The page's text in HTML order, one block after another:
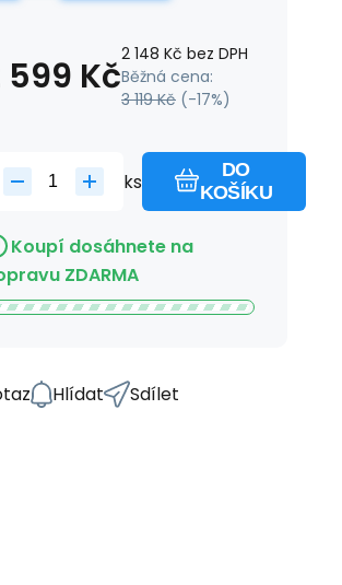
599 Kč2 148 Kč bez DPH
Běžná cena:
3 119 Kč (-17%)
ks
DO
KOŠÍKU
Koupí dosáhnete na
ZDARMA
Hlídat Sdílet